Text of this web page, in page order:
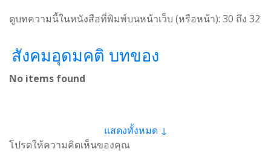
ดูบทความนี้ในหนังสือที่พิมพ์บนหน้าเว็บ (หรือหน้า): 30 ถึง 32
สังคมอุดมคติ บทของ
No items found
แสดงทั้งหมด ↓
โปรดให้ความคิดเห็นของคุณ